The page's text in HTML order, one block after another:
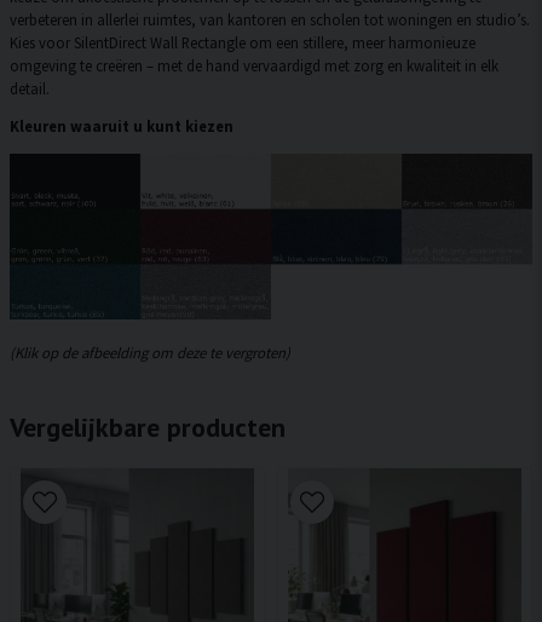
verbeteren in allerlei ruimtes, van kantoren en scholen tot woningen en studio’s.
Kies voor SilentDirect Wall Rectangle om een stillere, meer harmonieuze
omgeving te creëren – met de hand vervaardigd met zorg en kwaliteit in elk
detail.
Kleuren waaruit u kunt kiezen
(Klik op de afbeelding om deze te vergroten)
Vergelijkbare producten